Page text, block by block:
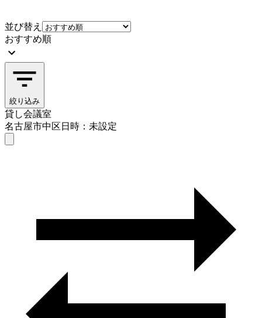
並び替え
おすすめ順
絞り込み
貸し会議室
名古屋市中区日時：未設定